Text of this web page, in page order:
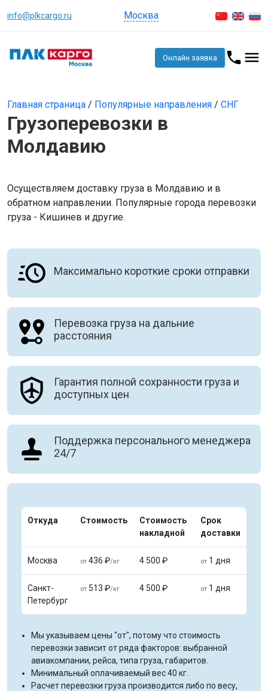
info@plkcargo.ru Москва
Онлайн заявка
Главная страница / Популярные направления / СНГ
Грузоперевозки в
Молдавию
Осуществляем доставку груза в Молдавию и в
обратном направлении. Популярные города перевозки
груза - Кишинев и другие.
Максимально короткие сроки отправки
Перевозка груза на дальние
расстояния
Гарантия полной сохранности груза и
доступных цен
Поддержка персонального менеджера
24/7
Откуда Стоимость
Стоимость
накладной
Срок
доставки
Москва от 436 ₽/кг 4 500 ₽ от 1 дня
Санкт-
Петербург
от 513 ₽/кг 4 500 ₽ от 1 дня
Мы указываем цены "от", потому что стоимость
перевозки зависит от ряда факторов: выбранной
авиакомпании, рейса, типа груза, габаритов.
Минимальный оплачиваемый вес 40 кг.
Расчет перевозки груза производится либо по весу,